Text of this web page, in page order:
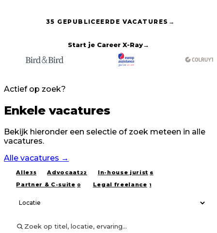
35 GEPUBLICEERDE VACATURES →
Start je Career X-Ray→
Actief op zoek?
Enkele vacatures
Bekijk hieronder een selectie of zoek meteen in alle
vacatures.
Alle vacatures →
Alle35 Advocaat22 In-house jurist 6
Partner & C-suite 0 Legal freelance 1